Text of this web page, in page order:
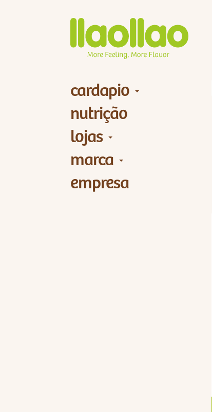
cardapio
nutrição
lojas
marca
empresa